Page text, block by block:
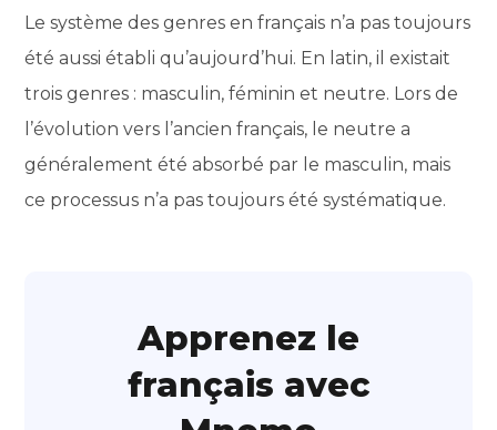
Le système des genres en français n’a pas toujours
été aussi établi qu’aujourd’hui. En latin, il existait
trois genres : masculin, féminin et neutre. Lors de
l’évolution vers l’ancien français, le neutre a
généralement été absorbé par le masculin, mais
ce processus n’a pas toujours été systématique.
Apprenez le
français avec